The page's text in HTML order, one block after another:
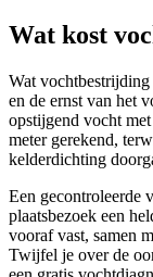
Wat kost
Wat
en de ernst van het
opstijgend vocht
meter gerekend,
kelderdichting
Een gecontroleerde
plaatsbezoek een
vooraf vast, samen
Twijfel je over de